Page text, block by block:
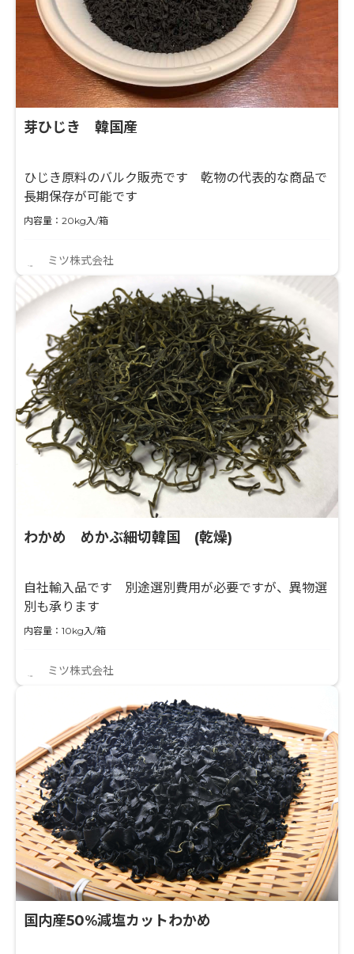
芽ひじき 韓国産
ひじき原料のバルク販売です 乾物の代表的な商品で
長期保存が可能です
内容量：20kg入/箱
ミツ株式会社
わかめ めかぶ細切韓国 (乾燥)
自社輸入品です 別途選別費用が必要ですが、異物選
別も承ります
内容量：10kg入/箱
ミツ株式会社
国内産50%減塩カットわかめ